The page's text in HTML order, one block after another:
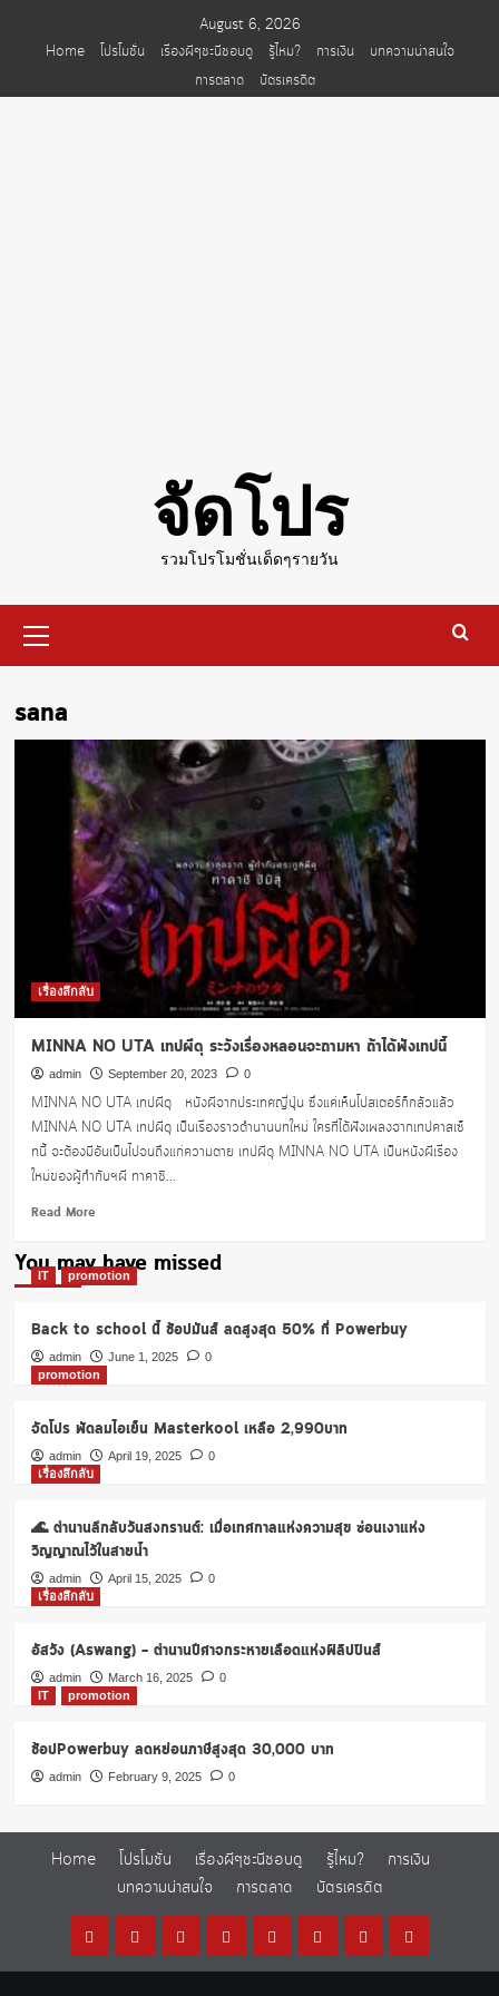
August 6, 2026
Home
โปรโมชั่น เรื่องผีๆชะนีชอบดู รู้ไหม? การเงิน
บทความน่าสนใจ
การตลาด
บัตรเครดิต
จัดโปร
รวมโปรโมชั่นเด็ดๆรายวัน
Menu
sana
เรื่องลึกลับ
MINNA NO UTA เทปผีดุ ระวังเรื่องหลอนจะถามหา ถ้าได้ฟังเทปนี้
admin September 20, 2023 0
MINNA NO UTA เทปผีดุ หนังผีจากประเทศญี่ปุ่น ซึ่งแค่เห็นโปสเตอร์ก็กลัวแล้ว
MINNA NO UTA เทปผีดุ เป็นเรื่องราวตำนานบทใหม่ ใครที่ได้ฟังเพลงจากเทปคาสเซ็
ทนี้ จะต้องมีอันเป็นไปจนถึงแก่ความตาย เทปผีดุ MINNA NO UTA เป็นหนังผีเรื่อง
ใหม่ของผู้กำกับฯผี ทาคาชิ...
Read MoreRead
about
MINNA
เทป
ผีดุ
ระวัง
หลอน
ถาม
หา
ได้
ฟัง
เทป
นี้
You may have missed
IT promotion
Back to school นี้ ช้อปมันส์ ลดสูงสุด 50% ที่ Powerbuy
admin June 1, 2025
0
promotion
จัดโปร พัดลมไอเย็น Masterkool เหลือ 2,990บาท
admin April 19, 2025
0
เรื่องลึกลับ
🌊 ตำนานลึกลับวันสงกรานต์: เมื่อเทศกาลแห่งความสุข ซ่อนเงาแห่ง
วิญญาณไว้ในสายน้ำ
admin April 15, 2025
0
เรื่องลึกลับ
อัสวัง (Aswang) – ตำนานปีศาจกระหายเลือดแห่งฟิลิปปินส์
admin March 16, 2025
0
IT
promotion
ช้อปPowerbuy ลดหย่อนภาษีสูงสุด 30,000 บาท
admin February 9, 2025 0
Home โปรโมชั่น เรื่องผีๆชะนีชอบดู รู้ไหม?
การเงิน
บทความน่าสนใจ
การตลาด บัตรเครดิต
Home โปร
เรื่อง
รู้
การ
บทความการ
บัตร